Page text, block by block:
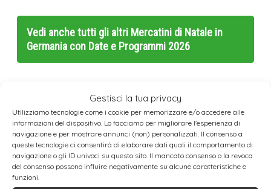
Gestisci la tua privacy
Utilizziamo tecnologie come i cookie per memorizzare e/o accedere alle
informazioni del dispositivo. Lo facciamo per migliorare l'esperienza di
navigazione e per mostrare annunci (non) personalizzati. Il consenso a
queste tecnologie ci consentirà di elaborare dati quali il comportamento di
navigazione o gli ID univoci su questo sito. Il mancato consenso o la revoca
del consenso possono influire negativamente su alcune caratteristiche e
funzioni.
Vedi anche tutti gli altri Mercatini di Natale in
Germania con Date e Programmi 2026
Prenota Qui Hotel, Tour e Attività a
Reichenau